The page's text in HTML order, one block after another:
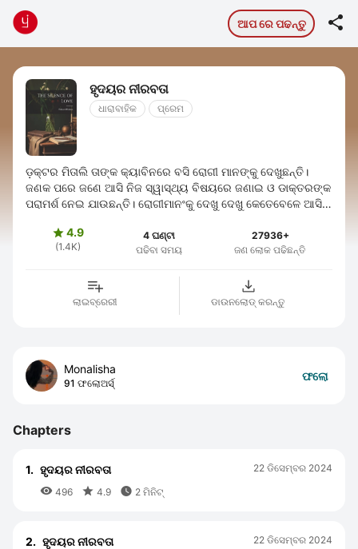
ଆପ ରେ ପଢନ୍ତୁ 
ହୃଦୟର ନୀରବତା
ଧାରାବାହିକ ପ୍ରେମ
ଡ଼କ୍ଟର ମିତାଲି ତାଙ୍କ କ୍ୟାବିନରେ ବସି ରୋଗୀ ମାନଙ୍କୁ ଦେଖୁଛନ୍ତି।
ଜଣକ ପରେ ଜଣେ ଆସି ନିଜ ସ୍ୱାସ୍ଥ୍ୟ ବିଷୟରେ ଜଣାଇ ଓ ଡାକ୍ତରଙ୍କ
ପରାମର୍ଶ ନେଇ ଯାଉଛନ୍ତି। ରୋଗୀମାନଂକୁ ଦେଖୁ ଦେଖୁ କେତେବେଳେ ଆସି
4.9
(1.4K)
4 ଘଣ୍ଟା
ପଢିବା ସମୟ
27936+
ଜଣ ଲୋକ ପଢିଛନ୍ତି
ଲାଇବ୍ରେରୀ ଡାଉନଲୋଡ୍ କରନ୍ତୁ
Monalisha
91 ଫଲୋଅର୍ସ୍
ଫଲୋ
Chapters
1. ହୃଦୟର ନୀରବତା
 496  4.9  2 ମିନିଟ୍
22 ଡିସେମ୍ବର 2024
2. ହୃଦୟର ନୀରବତା 22 ଡିସେମ୍ବର 2024